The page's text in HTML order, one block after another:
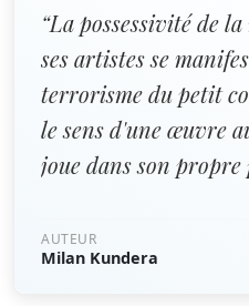
“La possessivité de
ses artistes se
terrorisme du petit
le sens d'une œuvre
joue dans son propre
AUTEUR
Milan Kundera